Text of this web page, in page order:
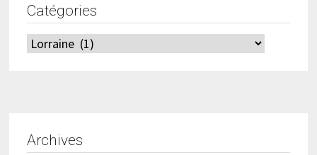
Catégories
Catégories
Archives